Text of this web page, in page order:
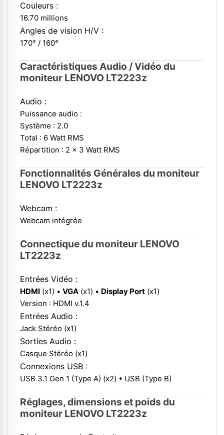
Couleurs :
16.70 millions
Angles de vision H/V :
170° / 160°
Caractéristiques Audio / Vidéo du
moniteur LENOVO LT2223z
Audio :
Puissance audio :
Système : 2.0
Total : 6 Watt RMS
Répartition : 2 x 3 Watt RMS
Fonctionnalités Générales du moniteur
LENOVO LT2223z
Webcam :
Webcam intégrée
Connectique du moniteur LENOVO
LT2223z
Entrées Vidéo :
HDMI (x1) • VGA (x1) • Display Port (x1)
Version : HDMI v.1.4
Entrées Audio :
Jack Stéréo (x1)
Sorties Audio :
Casque Stéréo (x1)
Connexions USB :
USB 3.1 Gen 1 (Type A) (x2) • USB (Type B)
Réglages, dimensions et poids du
moniteur LENOVO LT2223z